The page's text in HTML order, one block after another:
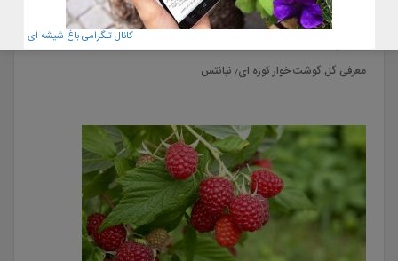
22 آبان 1400
معرفی گل گوشت خوار کوزه ای٫ نپانتس
کانال تلگرامی باغ شیشه ای